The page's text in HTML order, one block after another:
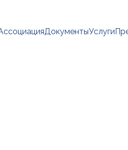
ДокументыУслуги